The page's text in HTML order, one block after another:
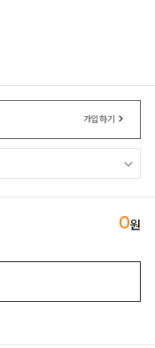
가입하기
0원